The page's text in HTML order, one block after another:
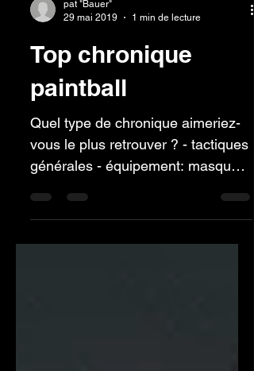
29 mai 2019
1 min de lecture
Top chronique
paintball
Quel type de chronique aimeriez-
vous le plus retrouver ? - tactiques
générales - équipement: masque /